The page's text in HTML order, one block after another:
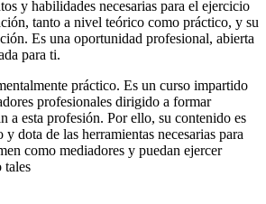
y habilidades necesarias para el ejercicio
tanto a nivel teórico como práctico, y su
Es una oportunidad profesional, abierta
para ti.
práctico. Es un curso impartido
profesionales dirigido a formar
a esta profesión. Por ello, su contenido es
dota de las herramientas necesarias para
como mediadores y puedan ejercer
tales